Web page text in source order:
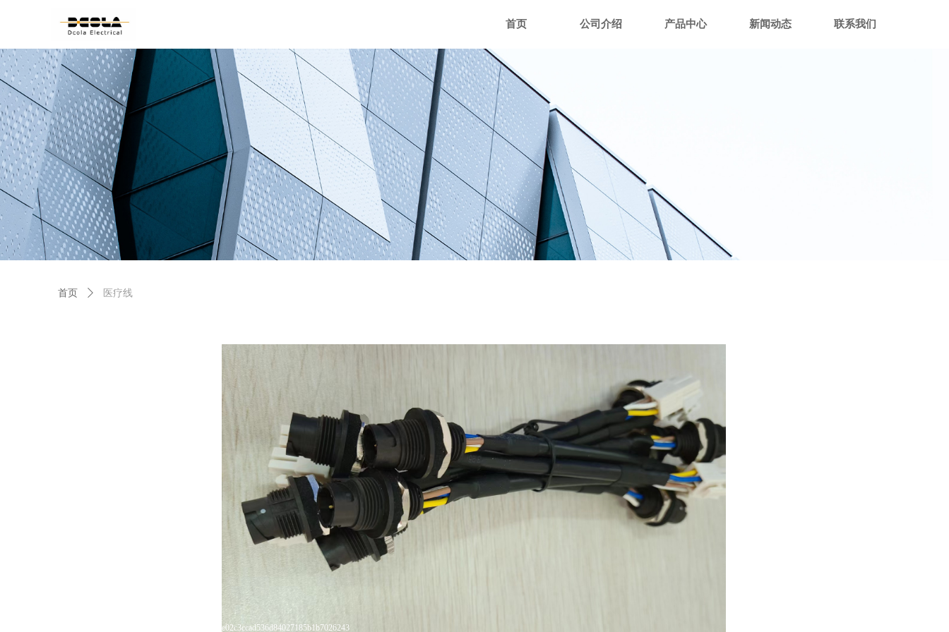
首页 公司介绍 产品中心 新闻动态 联系我们
首页 ꄲ 医疗线
e02c3ccad536d84027185b1b7026243